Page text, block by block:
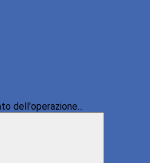
dell'operazione...